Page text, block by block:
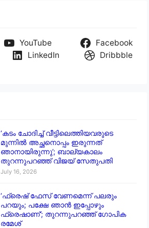
YouTube
Facebook
LinkedIn Dribbble
‘കടം ചോദിച്ച് വീട്ടിലെത്തിയവരുടെ
മുന്നിൽ അച്ഛനൊപ്പം ഇരുന്നത്
ഞാനായിരുന്നു’; ബാല്യകാലം
തുറന്നുപറഞ്ഞ് വിജയ് സേതുപതി
July 16, 2026
‘ഫ്രെഷ് ഫേസ് വേണമെന്ന് പലരും
പറയും; പക്ഷേ ഞാൻ ഇപ്പോഴും
ഫ്രെഷാണ്’; തുറന്നുപറഞ്ഞ് ഗോപിക
രമേശ്